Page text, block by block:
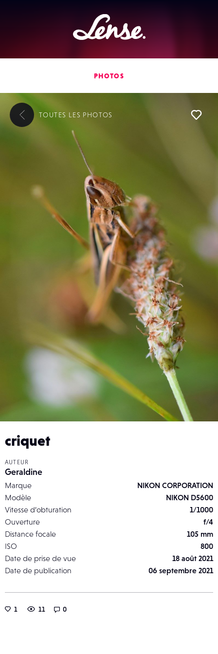
Lense
PHOTOS
criquet
AUTEUR
Geraldine
Marque
NIKON CORPORATION
Modèle
NIKON D5600
Vitesse d’obturation
1/1000
Ouverture
f/4
Distance focale
105 mm
ISO
800
Date de prise de vue
18 août 2021
Date de publication
06 septembre 2021
1 11 0
TOUTES LES PHOTOS